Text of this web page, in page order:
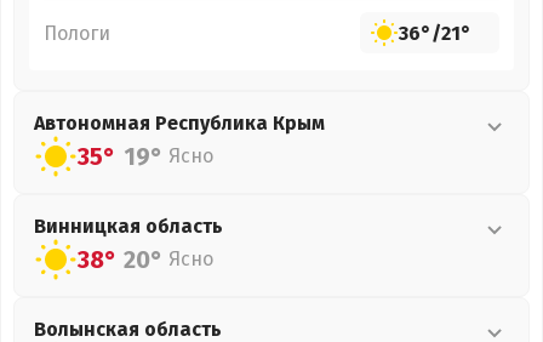
Пологи 36°/21°
Автономная Республика Крым
35° 19° Ясно
Винницкая область
38° 20° Ясно
Волынская область